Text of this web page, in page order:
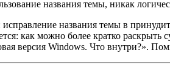
названия темы, никак
исправление названия темы в
как можно более кратко
версия Windows. Что внутри?».